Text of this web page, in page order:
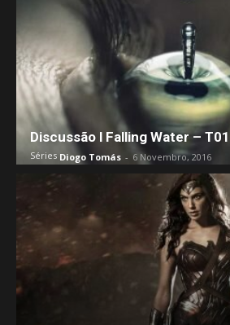
Discussão l Falling Water –
Séries Diogo Tomás - 6 Novembro, 2016